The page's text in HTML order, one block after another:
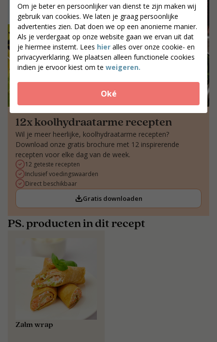
Om je beter en persoonlijker van dienst te zijn maken wij
gebruik van cookies. We laten je graag persoonlijke
advertenties zien. Dat doen we op een anonieme manier.
Als je verdergaat op onze website gaan we ervan uit dat
je hiermee instemt. Lees hier alles over onze cookie- en
privacyverklaring. We plaatsen alleen functionele cookies
indien je ervoor kiest om te weigeren.
Oké
PS. producten in dit recept
Zalm wrap
12x koolhydraatarme recepten
Wil je meer heerlijke, koolhydraatarme recepten?
Download onze gratis brochure met 12 inspirerende
recepten voor elke dag van de week.
12 geteste recepten
Inclusief voedingswaarden
Direct beschikbaar
Gratis downloaden